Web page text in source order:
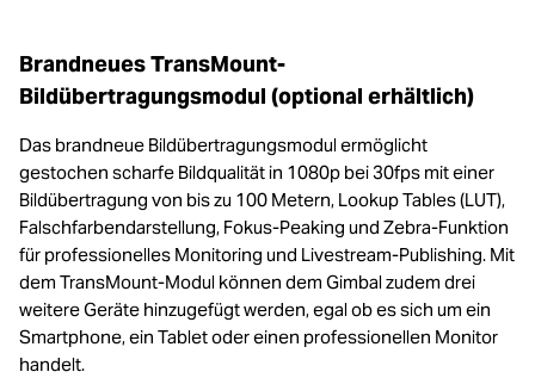
Brandneues TransMount-
Bildübertragungsmodul (optional erhältlich)
Das brandneue Bildübertragungsmodul ermöglicht
gestochen scharfe Bildqualität in 1080p bei 30fps mit einer
Bildübertragung von bis zu 100 Metern, Lookup Tables (LUT),
Falschfarbendarstellung, Fokus-Peaking und Zebra-Funktion
für professionelles Monitoring und Livestream-Publishing. Mit
dem TransMount-Modul können dem Gimbal zudem drei
weitere Geräte hinzugefügt werden, egal ob es sich um ein
Smartphone, ein Tablet oder einen professionellen Monitor
handelt.